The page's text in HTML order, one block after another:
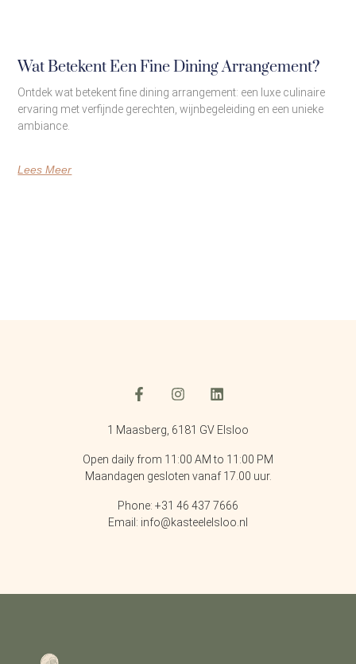
Wat Betekent Een Fine Dining Arrangement?
Ontdek wat betekent fine dining arrangement: een luxe culinaire
ervaring met verfijnde gerechten, wijnbegeleiding en een unieke
ambiance.
Lees Meer
1 Maasberg, 6181 GV Elsloo
Open daily from 11:00 AM to 11:00 PM
Maandagen gesloten vanaf 17.00 uur.
Phone: +31 46 437 7666
Email: info@kasteelelsloo.nl